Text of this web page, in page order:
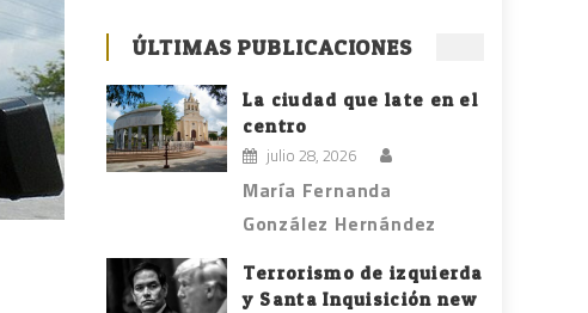
ÚLTIMAS PUBLICACIONES
La ciudad que late en el
centro
julio 28, 2026
María Fernanda
González Hernández
Terrorismo de izquierda
y Santa Inquisición new